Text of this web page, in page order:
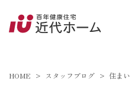
HOME スタッフブログ 住ま